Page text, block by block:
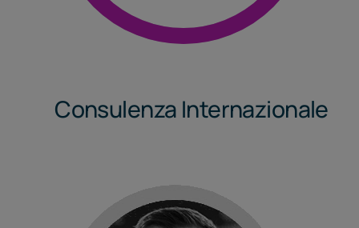
Consulenza Internazionale